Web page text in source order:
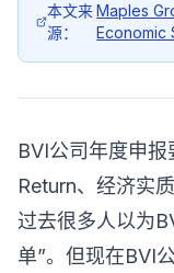
本文来
源：
Maples
Economic
BVI公司年度申
Return、经济实
过去很多人以为
单”。但现在BVI